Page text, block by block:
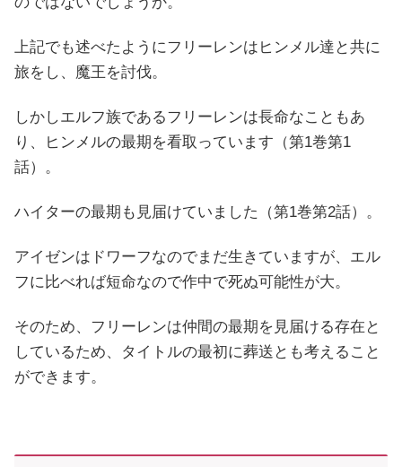
上記でも述べたようにフリーレンはヒンメル達と共に
旅をし、魔王を討伐。
しかしエルフ族であるフリーレンは長命なこともあ
り、ヒンメルの最期を看取っています（第1巻第1
話）。
ハイターの最期も見届けていました（第1巻第2話）。
アイゼンはドワーフなのでまだ生きていますが、エル
フに比べれば短命なので作中で死ぬ可能性が大。
そのため、フリーレンは仲間の最期を見届ける存在と
しているため、タイトルの最初に葬送とも考えること
ができます。